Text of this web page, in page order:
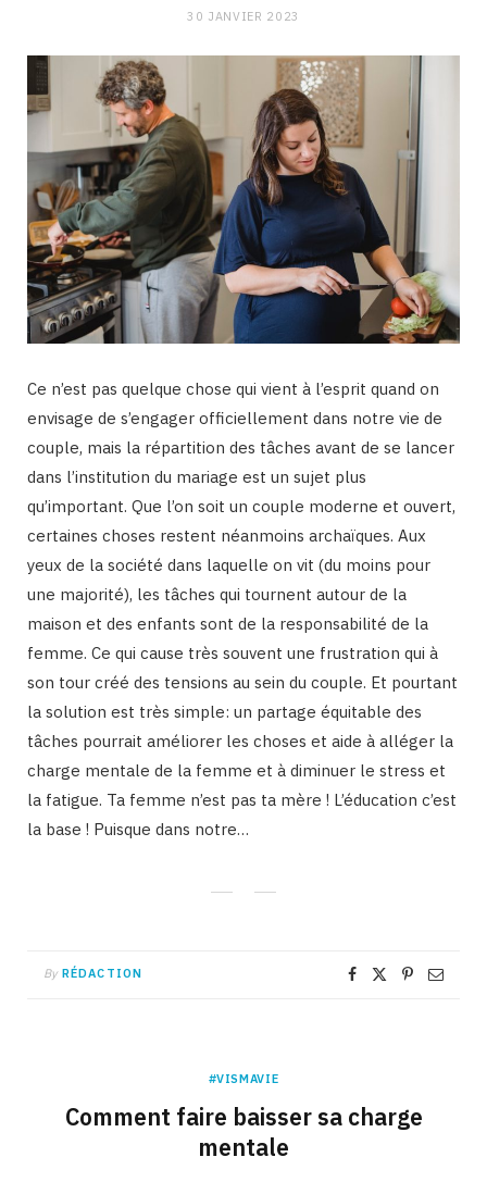
30 JANVIER 2023
Ce n’est pas quelque chose qui vient à l’esprit quand on
envisage de s’engager officiellement dans notre vie de
couple, mais la répartition des tâches avant de se lancer
dans l’institution du mariage est un sujet plus
qu’important. Que l’on soit un couple moderne et ouvert,
certaines choses restent néanmoins archaïques. Aux
yeux de la société dans laquelle on vit (du moins pour
une majorité), les tâches qui tournent autour de la
maison et des enfants sont de la responsabilité de la
femme. Ce qui cause très souvent une frustration qui à
son tour créé des tensions au sein du couple. Et pourtant
la solution est très simple: un partage équitable des
tâches pourrait améliorer les choses et aide à alléger la
charge mentale de la femme et à diminuer le stress et
la fatigue. Ta femme n’est pas ta mère ! L’éducation c’est
la base ! Puisque dans notre…
By RÉDACTION
#VISMAVIE
Comment faire baisser sa charge
mentale